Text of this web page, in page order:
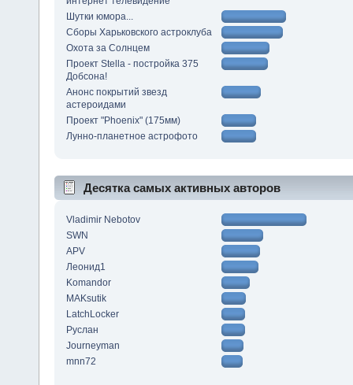
Шутки юмора...
Сборы Харьковского астроклуба
Охота за Солнцем
Проект Stella - постройка 375
Добсона!
Анонс покрытий звезд
астероидами
Проект "Phoenix" (175мм)
Лунно-планетное астрофото
Десятка самых активных авторов
Vladimir Nebotov
SWN
APV
Леонид1
Komandor
MAKsutik
LatchLocker
Руслан
Journeyman
mnn72